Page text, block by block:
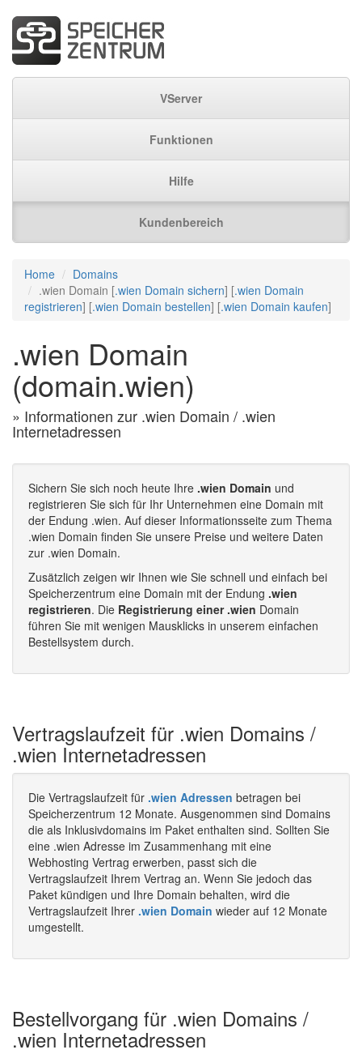
VServer
Funktionen
Hilfe
Kundenbereich
Home
Domains
.wien Domain [.wien Domain sichern] [.wien Domain
registrieren] [.wien Domain bestellen] [.wien Domain kaufen]
.wien Domain
(domain.wien)
» Informationen zur .wien Domain / .wien
Internetadressen
Sichern Sie sich noch heute Ihre .wien Domain und
registrieren Sie sich für Ihr Unternehmen eine Domain mit
der Endung .wien. Auf dieser Informationsseite zum Thema
.wien Domain finden Sie unsere Preise und weitere Daten
zur .wien Domain.
Zusätzlich zeigen wir Ihnen wie Sie schnell und einfach bei
Speicherzentrum eine Domain mit der Endung .wien
registrieren. Die Registrierung einer .wien Domain
führen Sie mit wenigen Mausklicks in unserem einfachen
Bestellsystem durch.
Vertragslaufzeit für .wien Domains /
.wien Internetadressen
Die Vertragslaufzeit für .wien Adressen betragen bei
Speicherzentrum 12 Monate. Ausgenommen sind Domains
die als Inklusivdomains im Paket enthalten sind. Sollten Sie
eine .wien Adresse im Zusammenhang mit eine
Webhosting Vertrag erwerben, passt sich die
Vertragslaufzeit Ihrem Vertrag an. Wenn Sie jedoch das
Paket kündigen und Ihre Domain behalten, wird die
Vertragslaufzeit Ihrer .wien Domain wieder auf 12 Monate
umgestellt.
Bestellvorgang für .wien Domains /
.wien Internetadressen